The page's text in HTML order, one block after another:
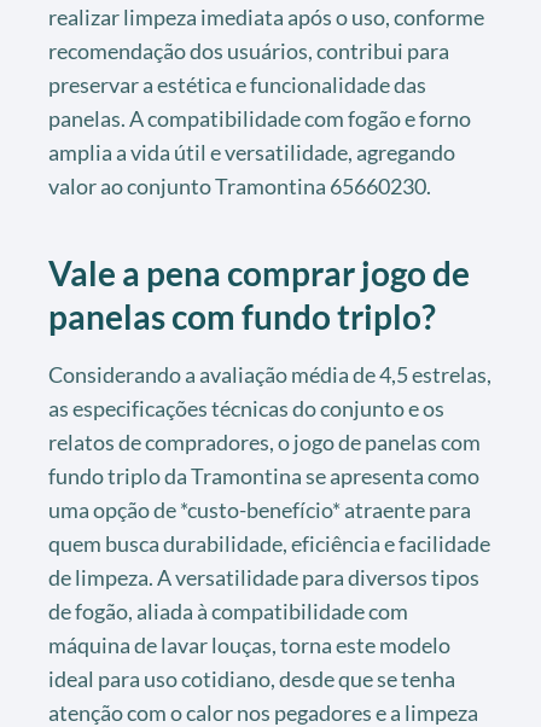
realizar limpeza imediata após o uso, conforme
recomendação dos usuários, contribui para
preservar a estética e funcionalidade das
panelas. A compatibilidade com fogão e forno
amplia a vida útil e versatilidade, agregando
valor ao conjunto Tramontina 65660230.
Vale a pena comprar jogo de
panelas com fundo triplo?
Considerando a avaliação média de 4,5 estrelas,
as especificações técnicas do conjunto e os
relatos de compradores, o jogo de panelas com
fundo triplo da Tramontina se apresenta como
uma opção de *custo-benefício* atraente para
quem busca durabilidade, eficiência e facilidade
de limpeza. A versatilidade para diversos tipos
de fogão, aliada à compatibilidade com
máquina de lavar louças, torna este modelo
ideal para uso cotidiano, desde que se tenha
atenção com o calor nos pegadores e a limpeza